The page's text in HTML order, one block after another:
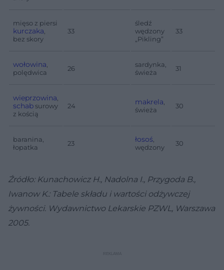
mięso z piersi
kurczaka
bez skory
33
śledź
wędzony
„Pikling”
33
wołowina
polędwica
26
sardynka,
świeża
31
wieprzowina
schab surowy
z kością
24 makrela
świeża
30
baranina,
łopatka
23 łosoś
wędzony
30
Źródło: Kunachowicz H., Nadolna I., Przygoda B.,
Iwanow K.: Tabele składu i wartości odżywczej
żywności. Wydawnictwo Lekarskie PZWL, Warszawa
2005.